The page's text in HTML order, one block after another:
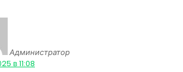
Администратор
в 11:08